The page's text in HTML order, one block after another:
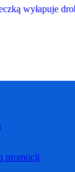
wyłapuje
promocji